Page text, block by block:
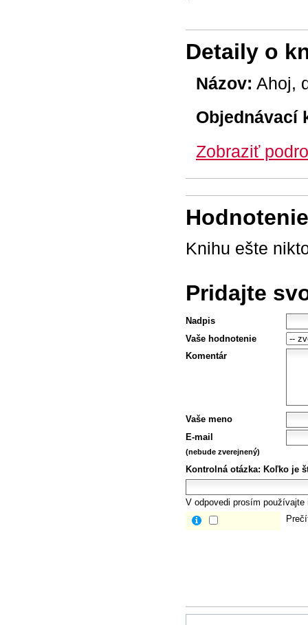
Detaily o
Názov: Ahoj,
Objednávací
Zobraziť
Knihu ešte
Pridajte
Nadpis
Vaše hodnotenie
Komentár
Vaše meno
E-mail
(nebude zverejnený)
Kontrolná otázka: Koľko je
V odpovedi prosím